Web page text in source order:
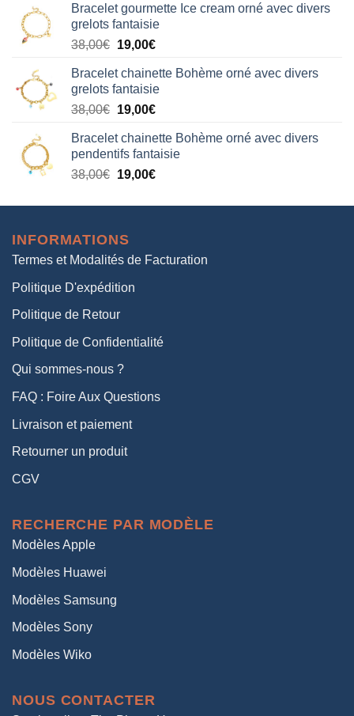
initial
était :
38,00€.
actuel
est :
19,00€.
Bracelet gourmette Ice cream orné avec divers
grelots fantaisie
38,00€ Le
initial
était :
38,00€.
19,00€Le
actuel
est :
19,00€.
Bracelet chainette Bohème orné avec divers
grelots fantaisie
38,00€ Le
initial
était :
38,00€.
19,00€Le
actuel
est :
19,00€.
Bracelet chainette Bohème orné avec divers
pendentifs fantaisie
38,00€ Le
initial
38,00€.
19,00€Le
actuel
INFORMATIONS
Termes et Modalités de Facturation
Politique D'expédition
Politique de Retour
Politique de Confidentialité
Qui sommes-nous ?
FAQ : Foire Aux Questions
Livraison et paiement
Retourner un produit
CGV
RECHERCHE PAR MODÈLE
Modèles Apple
Modèles Huawei
Modèles Samsung
Modèles Sony
Modèles Wiko
NOUS CONTACTER